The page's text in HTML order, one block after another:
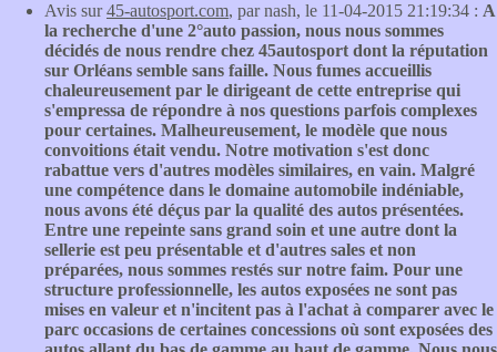
Avis sur45-autosport.com, par nash, le 11-04-2015 21:19:34 : A
la recherche d'une 2°auto passion, nous nous sommes
décidés de nous rendre chez 45autosport dont la réputation
sur Orléans semble sans faille. Nous fumes accueillis
chaleureusement par le dirigeant de cette entreprise qui
s'empressa de répondre à nos questions parfois complexes
pour certaines. Malheureusement, le modèle que nous
convoitions était vendu. Notre motivation s'est donc
rabattue vers d'autres modèles similaires, en vain. Malgré
une compétence dans le domaine automobile indéniable,
nous avons été déçus par la qualité des autos présentées.
Entre une repeinte sans grand soin et une autre dont la
sellerie est peu présentable et d'autres sales et non
préparées, nous sommes restés sur notre faim. Pour une
structure professionnelle, les autos exposées ne sont pas
mises en valeur et n'incitent pas à l'achat à comparer avec le
parc occasions de certaines concessions où sont exposées des